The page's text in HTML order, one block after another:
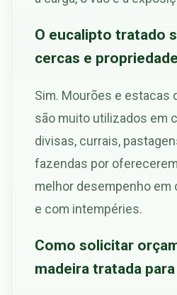
O eucalipto tratado
cercas e
Sim. Mourões e estacas
são muito utilizados em
divisas, currais,
fazendas por
melhor desempenho em
e com intempéries.
Como solicitar
madeira tratada para